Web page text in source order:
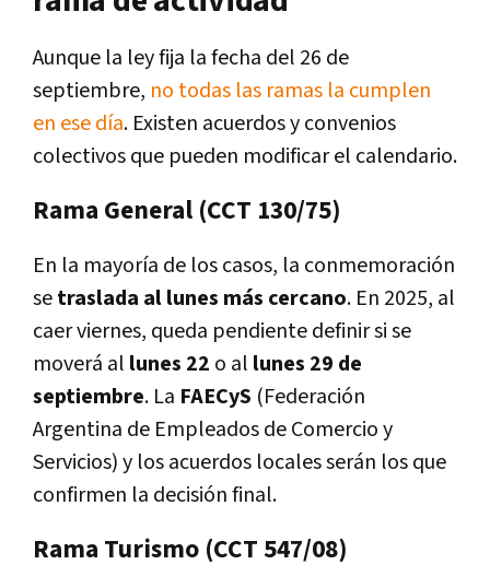
Aunque la ley fija la fecha del 26 de
septiembre, no todas las ramas la cumplen
en ese día. Existen acuerdos y convenios
colectivos que pueden modificar el calendario.
Rama General (CCT 130/75)
En la mayoría de los casos, la conmemoración
setraslada al lunes más cercano. En 2025, al
caer viernes, queda pendiente definir si se
moverá al lunes 22 o al lunes 29 de
septiembre. La FAECyS (Federación
Argentina de Empleados de Comercio y
Servicios) y los acuerdos locales serán los que
confirmen la decisión final.
Rama Turismo (CCT 547/08)